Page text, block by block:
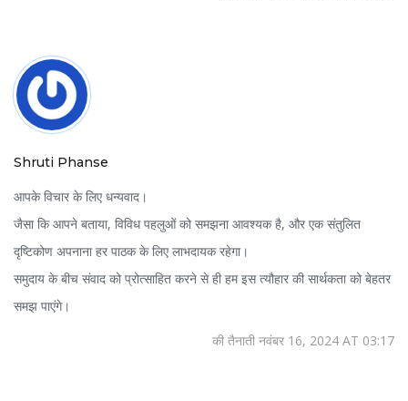
Shruti Phanse
आपके विचार के लिए धन्यवाद।
जैसा कि आपने बताया, विविध पहलुओं को समझना आवश्यक है, और एक संतुलित
दृष्टिकोण अपनाना हर पाठक के लिए लाभदायक रहेगा।
समुदाय के बीच संवाद को प्रोत्साहित करने से ही हम इस त्यौहार की सार्थकता को बेहतर
समझ पाएंगे।
की तैनाती नवंबर 16, 2024 AT 03:17